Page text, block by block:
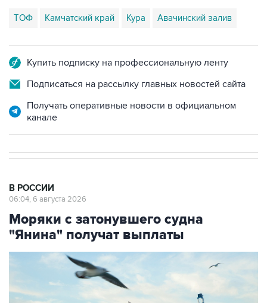
ТОФ Камчатский край Кура Авачинский залив
Купить подписку на профессиональную ленту
Подписаться на рассылку главных новостей сайта
Получать оперативные новости в официальном
канале
В РОССИИ
06:04, 6 августа 2026
Моряки с затонувшего судна
"Янина" получат выплаты